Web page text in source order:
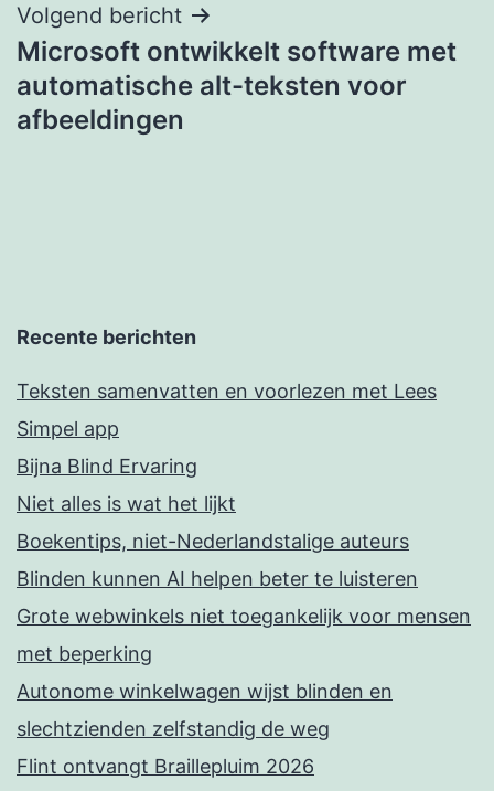
Volgend bericht
Microsoft ontwikkelt software met
automatische alt-teksten voor
afbeeldingen
Recente berichten
Teksten samenvatten en voorlezen met Lees
Simpel app
Bijna Blind Ervaring
Niet alles is wat het lijkt
Boekentips, niet-Nederlandstalige auteurs
Blinden kunnen AI helpen beter te luisteren
Grote webwinkels niet toegankelijk voor mensen
met beperking
Autonome winkelwagen wijst blinden en
slechtzienden zelfstandig de weg
Flint ontvangt Braillepluim 2026